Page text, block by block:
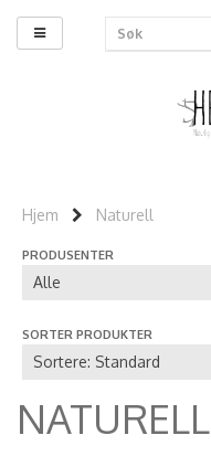
Hjem Naturell
PRODUSENTER
SORTER PRODUKTER
NATURELL